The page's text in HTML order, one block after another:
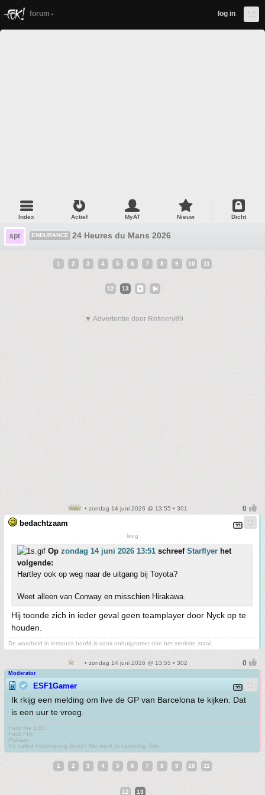
forum log in
Index Actief MyAT Nieuw Dicht
spt ENDURANCE 24 Heures du Mans 2026
1 2 3 4 5 6 7 8 9 10 11
12 13
▼ Advertentie door Refinery89
• zondag 14 juni 2026 @ 13:55 • 301
bedachtzaam
leeg
Op zondag 14 juni 2026 13:51 schreef Starflyer het
volgende:
Hartley ook op weg naar de uitgang bij Toyota?
Weet alleen van Conway en misschien Hirakawa.
Hij toonde zich in ieder geval geen teamplayer door Nyck op te
houden.
De waarheid in iemands hoofd is vaak onbuigzamer dan het sterkste staal.
• zondag 14 juni 2026 @ 13:55 • 302
Moderator
ESF1Gamer
Ik rkijg een melding om live de GP van Barcelona te kijken. Dat
is een uur te vroeg.
Fuck the EBU
Fuck FIA
Pakaak
It's called motorracing.Sorry? We went to carracing Toto
1 2 3 4 5 6 7 8 9 10 11
12 13